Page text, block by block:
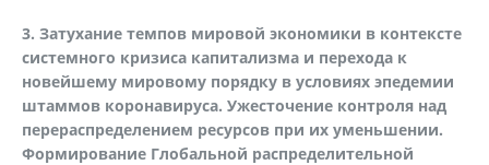
3. Затухание темпов мировой экономики в контексте
системного кризиса капитализма и перехода к
новейшему мировому порядку в условиях эпедемии
штаммов коронавируса. Ужесточение контроля над
перераспределением ресурсов при их уменьшении.
Формирование Глобальной распределительной